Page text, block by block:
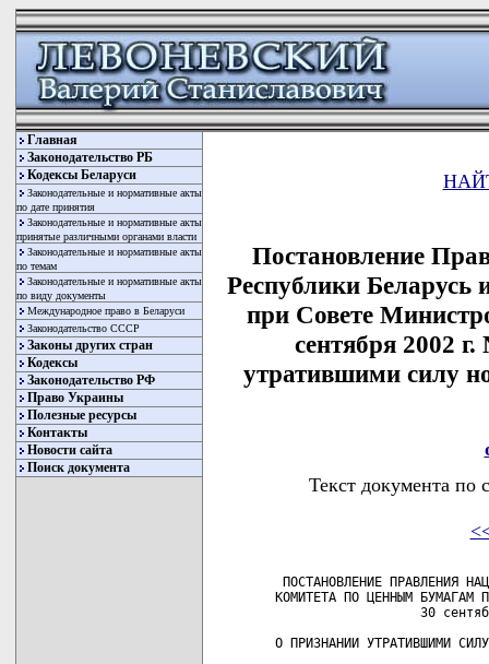
Главная
Законодательство РБ
Кодексы Беларуси
Законодательные и нормативные акты
по дате принятия
Законодательные и нормативные акты
принятые различными органами власти
Законодательные и нормативные акты
по темам
Законодательные и нормативные акты
по виду документы
Международное право в Беларуси
Законодательство СССР
Законы других стран
Кодексы
Законодательство РФ
Право Украины
Полезные ресурсы
Контакты
Новости сайта
Поиск документа
Постановление
Республики
при Совете
сентября 2002
утратившими силу
Текст документа по
ПОСТАНОВЛЕНИЕ ПРАВЛЕНИЯ
КОМИТЕТА ПО ЦЕННЫМ БУМАГАМ
30
О ПРИЗНАНИИ УТРАТИВШИМИ